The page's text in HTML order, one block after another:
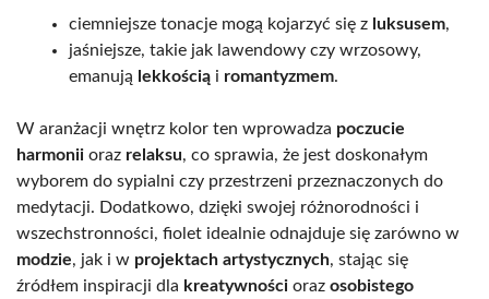
ciemniejsze tonacje mogą kojarzyć się z luksusem,
jaśniejsze, takie jak lawendowy czy wrzosowy,
emanują lekkością i romantyzmem.
W aranżacji wnętrz kolor ten wprowadza poczucie
harmonii oraz relaksu, co sprawia, że jest doskonałym
wyborem do sypialni czy przestrzeni przeznaczonych do
medytacji. Dodatkowo, dzięki swojej różnorodności i
wszechstronności, fiolet idealnie odnajduje się zarówno w
modzie, jak i w projektach artystycznych, stając się
źródłem inspiracji dla kreatywności oraz osobistego